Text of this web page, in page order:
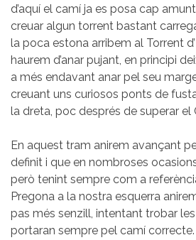
d’aquí el camí ja es posa cap
creuar algun torrent bastant
la poca estona arribem al Torrent
haurem d’anar pujant, en principi
a més endavant anar pel seu
creuant uns curiosos ponts de
la dreta, poc després de superar el
En aquest tram anirem avançant
definit i que en nombroses
però tenint sempre com a
Pregona a la nostra esquerra
pas més senzill, intentant trobar
portaran sempre pel camí